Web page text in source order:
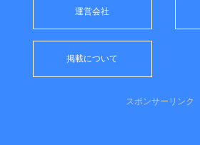
運営会社
掲載について
スポンサーリンク